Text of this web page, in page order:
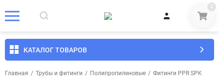
0
КАТАЛОГ ТОВАРОВ
Главная / Трубы и фитинги / Полипропиленовые / Фитинги PPR SPK